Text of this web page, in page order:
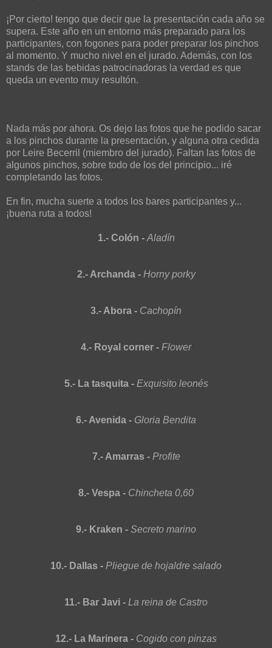
¡Por cierto! tengo que decir que la presentación cada año se
supera. Este año en un entorno más preparado para los
participantes, con fogones para poder preparar los pinchos
al momento. Y mucho nivel en el jurado. Además, con los
stands de las bebidas patrocinadoras la verdad es que
queda un evento muy resultón.
Nada más por ahora. Os dejo las fotos que he podido sacar
a los pinchos durante la presentación, y alguna otra cedida
por Leire Becerril (miembro del jurado). Faltan las fotos de
algunos pinchos, sobre todo de los del principio... iré
completando las fotos.
En fin, mucha suerte a todos los bares participantes y...
¡buena ruta a todos!
1.- Colón - Aladín
2.- Archanda - Horny porky
3.- Abora - Cachopín
4.- Royal corner - Flower
5.- La tasquita - Exquisito leonés
6.- Avenida - Gloria Bendita
7.- Amarras - Profite
8.- Vespa - Chincheta 0,60
9.- Kraken - Secreto marino
10.- Dallas - Pliegue de hojaldre salado
11.- Bar Javi - La reina de Castro
12.- La Marinera - Cogido con pinzas